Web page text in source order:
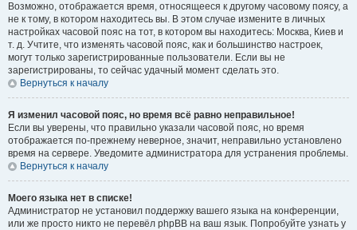
Возможно, отображается время, относящееся к другому часовому поясу, а
не к тому, в котором находитесь вы. В этом случае измените в личных
настройках часовой пояс на тот, в котором вы находитесь: Москва, Киев и
т. д. Учтите, что изменять часовой пояс, как и большинство настроек,
могут только зарегистрированные пользователи. Если вы не
зарегистрированы, то сейчас удачный момент сделать это.
Вернуться к началу
Я изменил часовой пояс, но время всё равно неправильное!
Если вы уверены, что правильно указали часовой пояс, но время
отображается по-прежнему неверное, значит, неправильно установлено
время на сервере. Уведомите администратора для устранения проблемы.
Вернуться к началу
Моего языка нет в списке!
Администратор не установил поддержку вашего языка на конференции,
или же просто никто не перевёл phpBB на ваш язык. Попробуйте узнать у